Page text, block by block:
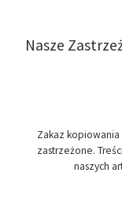
Nasze
Zakaz kopiowania
zastrzeżone.
naszych